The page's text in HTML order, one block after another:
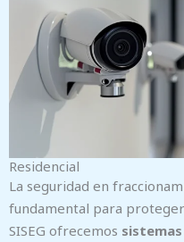
Residencial
La seguridad en
fundamental para
SISEG ofrecemos